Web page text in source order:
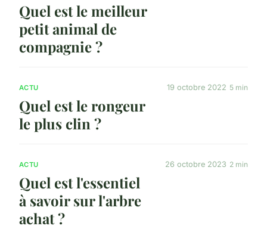
Quel est le meilleur
petit animal de
compagnie ?
ACTU
Quel est le rongeur
le plus clin ?
19 octobre 2022 5 min
ACTU
Quel est l'essentiel
à savoir sur l'arbre
achat ?
26 octobre 2023 2 min